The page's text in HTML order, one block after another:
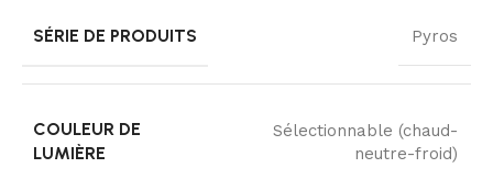
SÉRIE DE PRODUITS Pyros
COULEUR DE
LUMIÈRE
Sélectionnable (chaud-
neutre-froid)